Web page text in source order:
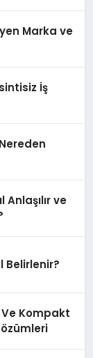
Marka ve
İş
ve
Belirlenir?
Kompakt